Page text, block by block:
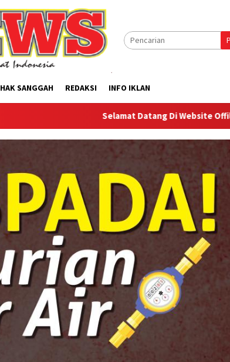
HAK SANGGAH REDAKSI INFO IKLAN
Selamat Datang Di Website Offilical PI-News